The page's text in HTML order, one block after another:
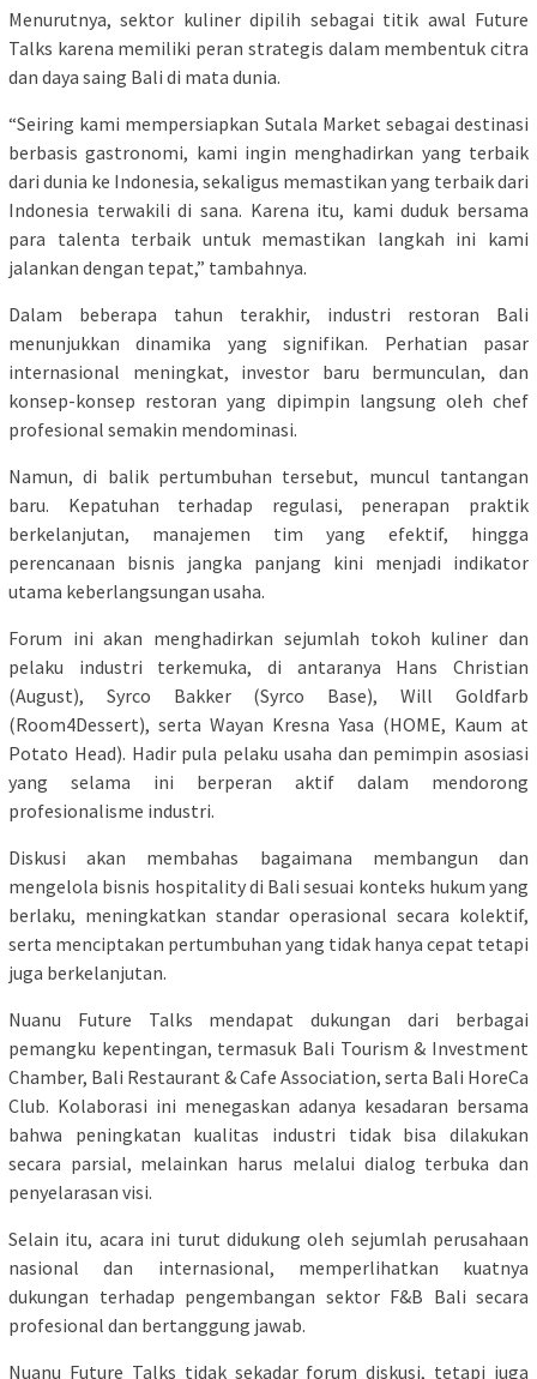
Menurutnya, sektor kuliner dipilih sebagai titik awal Future
Talks karena memiliki peran strategis dalam membentuk citra
dan daya saing Bali di mata dunia.
“Seiring kami mempersiapkan Sutala Market sebagai destinasi
berbasis gastronomi, kami ingin menghadirkan yang terbaik
dari dunia ke Indonesia, sekaligus memastikan yang terbaik dari
Indonesia terwakili di sana. Karena itu, kami duduk bersama
para talenta terbaik untuk memastikan langkah ini kami
jalankan dengan tepat,” tambahnya.
Dalam beberapa tahun terakhir, industri restoran Bali
menunjukkan dinamika yang signifikan. Perhatian pasar
internasional meningkat, investor baru bermunculan, dan
konsep-konsep restoran yang dipimpin langsung oleh chef
profesional semakin mendominasi.
Namun, di balik pertumbuhan tersebut, muncul tantangan
baru. Kepatuhan terhadap regulasi, penerapan praktik
berkelanjutan, manajemen tim yang efektif, hingga
perencanaan bisnis jangka panjang kini menjadi indikator
utama keberlangsungan usaha.
Forum ini akan menghadirkan sejumlah tokoh kuliner dan
pelaku industri terkemuka, di antaranya Hans Christian
(August), Syrco Bakker (Syrco Base), Will Goldfarb
(Room4Dessert), serta Wayan Kresna Yasa (HOME, Kaum at
Potato Head). Hadir pula pelaku usaha dan pemimpin asosiasi
yang selama ini berperan aktif dalam mendorong
profesionalisme industri.
Diskusi akan membahas bagaimana membangun dan
mengelola bisnis hospitality di Bali sesuai konteks hukum yang
berlaku, meningkatkan standar operasional secara kolektif,
serta menciptakan pertumbuhan yang tidak hanya cepat tetapi
juga berkelanjutan.
Nuanu Future Talks mendapat dukungan dari berbagai
pemangku kepentingan, termasuk Bali Tourism & Investment
Chamber, Bali Restaurant & Cafe Association, serta Bali HoreCa
Club. Kolaborasi ini menegaskan adanya kesadaran bersama
bahwa peningkatan kualitas industri tidak bisa dilakukan
secara parsial, melainkan harus melalui dialog terbuka dan
penyelarasan visi.
Selain itu, acara ini turut didukung oleh sejumlah perusahaan
nasional dan internasional, memperlihatkan kuatnya
dukungan terhadap pengembangan sektor F&B Bali secara
profesional dan bertanggung jawab.
Nuanu Future Talks tidak sekadar forum diskusi, tetapi juga